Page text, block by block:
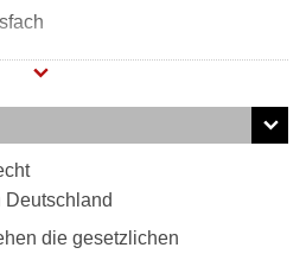
Deutschland
die gesetzlichen